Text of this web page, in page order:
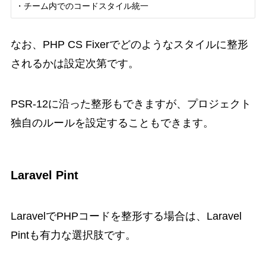
・チーム内でのコードスタイル統一
なお、PHP CS Fixerでどのようなスタイルに整形
されるかは設定次第です。
PSR-12に沿った整形もできますが、プロジェクト
独自のルールを設定することもできます。
Laravel Pint
LaravelでPHPコードを整形する場合は、Laravel
Pintも有力な選択肢です。